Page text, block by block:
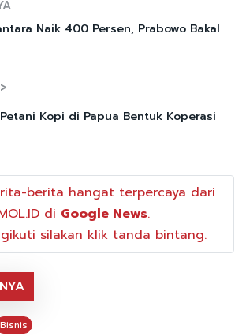
Naik 400 Persen, Prabowo Bakal
Kopi di Papua Bentuk Koperasi
berita hangat terpercaya dari
di Google News.
silakan klik tanda bintang.
Bisnis